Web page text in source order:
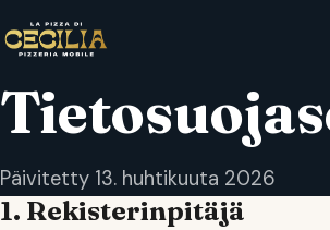
Päivitetty 13. huhtikuuta 2026
1. Rekisterinpitäjä